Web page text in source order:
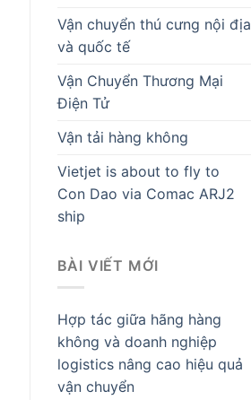
Vận chuyển thú cưng nội địa
và quốc tế
Vận Chuyển Thương Mại
Điện Tử
Vận tải hàng không
Vietjet is about to fly to
Con Dao via Comac ARJ2
ship
BÀI VIẾT MỚI
Hợp tác giữa hãng hàng
không và doanh nghiệp
logistics nâng cao hiệu quả
vận chuyển